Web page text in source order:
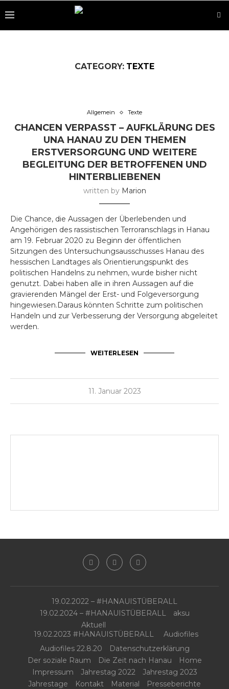
CATEGORY: TEXTE
Allgemein Texte
CHANCEN VERPASST – AUFKLÄRUNG DES
UNA HANAU ZU DEN THEMEN
ERSTVERSORGUNG UND WEITERE
BEGLEITUNG DER BETROFFENEN UND
HINTERBLIEBENEN
written by Marion
Die Chance, die Aussagen der Überlebenden und
Angehörigen des rassistischen Terroranschlags in Hanau
am 19. Februar 2020 zu Beginn der öffentlichen
Sitzungen des Untersuchungsausschusses Hanau des
hessischen Landtages als Orientierungspunkt des
politischen Handelns zu nehmen, wurde bisher nicht
genutzt. Dabei haben alle in ihren Aussagen auf die
gravierenden Mängel der Erst- und Folgeversorgung
hingewiesen.Daraus könnten Schritte zum politischen
Handeln und zur Verbesserung der Versorgung abgeleitet
werden.
WEITERLESEN
11. Januar 2023
19.02.2022 – #HANAUISTÜBERALL
19.02.2024 – #HANAUISTÜBERALL
aksu
Aktuell
19.02.2023 #HANAUISTÜBERALL
Audiofiles
Audiofiles 22.8.20
Datenschutzerklärung
Der soziale Raum
Die Zeit nach Hanau
Home
Impressum
Jahrestag 2022
Jahrestag 2023
Jahrestage
Kontakt Material Presseberichte